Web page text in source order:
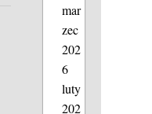
mar
zec
202
6
luty
202